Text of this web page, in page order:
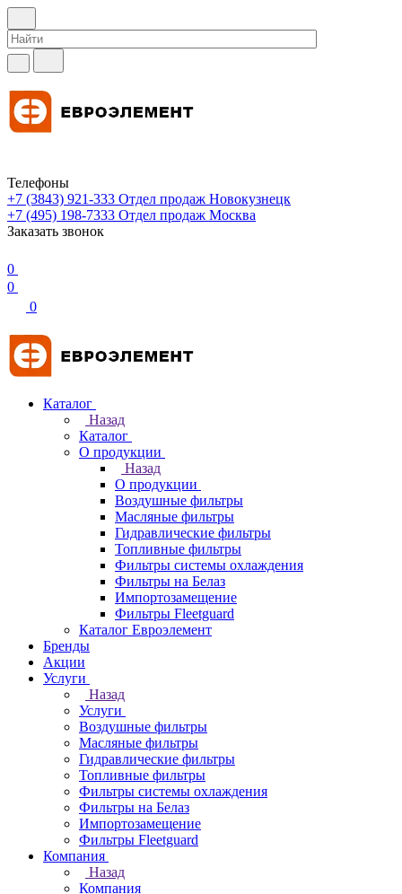
Телефоны
+7 (3843) 921-333 Отдел продаж Новокузнецк
+7 (495) 198-7333 Отдел продаж Москва
Заказать звонок
0
0
0
Каталог
Назад
Каталог
О продукции
Назад
О продукции
Воздушные фильтры
Масляные фильтры
Гидравлические фильтры
Топливные фильтры
Фильтры системы охлаждения
Фильтры на Белаз
Импортозамещение
Фильтры Fleetguard
Каталог Евроэлемент
Бренды
Акции
Услуги
Назад
Услуги
Воздушные фильтры
Масляные фильтры
Гидравлические фильтры
Топливные фильтры
Фильтры системы охлаждения
Фильтры на Белаз
Импортозамещение
Фильтры Fleetguard
Компания
Назад
Компания